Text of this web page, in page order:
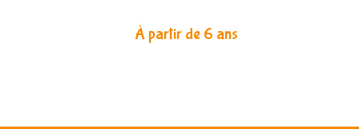
À partir de 6 ans